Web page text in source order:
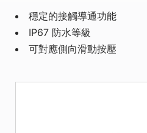
穩定的接觸導通功能
IP67 防水等級
可對應側向滑動按壓